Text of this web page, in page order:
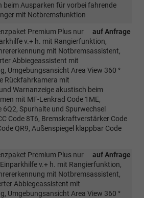
beim Ausparken für vorbei fahrende
mit Notbremsfunktion
auf Anfrage
Premium Plus nur
v.+ h. mit Rangierfunktion,
mit Notbremsassistent,
Abbiegeassistent mit
Umgebungsansicht Area View 360 °
Rückfahrkamera mit
Warnanzeige akustisch beim
mit MF-Lenkrad Code 1ME,
Spurhalte und Spurwechsel
Code 8T6, Bremskraftverstärker Code
QR9, Außenspiegel klappbar Code
auf Anfrage
Premium Plus nur
v.+ h. mit Rangierfunktion,
mit Notbremsassistent,
Abbiegeassistent mit
Umgebungsansicht Area View 360 °